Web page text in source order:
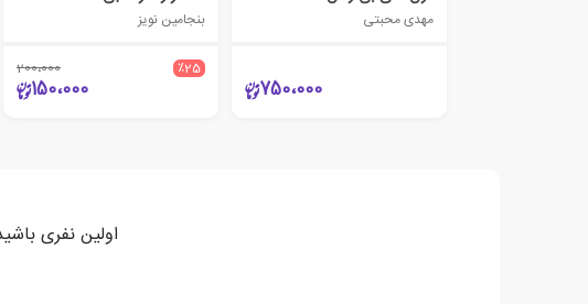
مهدی محبتی
750،000
بنجامین نویز
٪25 200،000
150،000
اولین نفری